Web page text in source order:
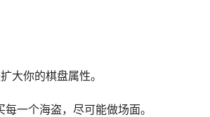
大你的棋盘属性。
一个海盗，尽可能做场面。